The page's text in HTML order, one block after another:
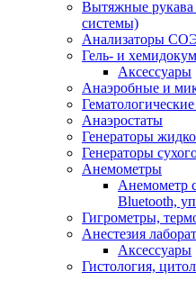
Вытяжные
системы)
Анализаторы
Гель- и
Аксессуары
Анаэробные и
Анаэростаты
Генераторы
Генераторы
Анемометры
Анемометр
Bluetooth,
Гигрометры,
Анестезия
Аксессуары
Гистология,